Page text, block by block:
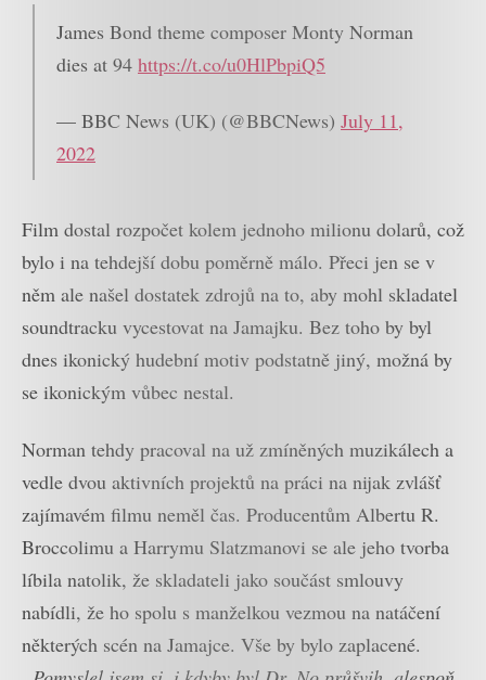
James Bond theme composer Monty Norman
dies at 94 https://t.co/u0HlPbpiQ5
— BBC News (UK) (@BBCNews) July 11,
2022
Film dostal rozpočet kolem jednoho milionu dolarů, což
bylo i na tehdejší dobu poměrně málo. Přeci jen se v
něm ale našel dostatek zdrojů na to, aby mohl skladatel
soundtracku vycestovat na Jamajku. Bez toho by byl
dnes ikonický hudební motiv podstatně jiný, možná by
se ikonickým vůbec nestal.
Norman tehdy pracoval na už zmíněných muzikálech a
vedle dvou aktivních projektů na práci na nijak zvlášť
zajímavém filmu neměl čas. Producentům Albertu R.
Broccolimu a Harrymu Slatzmanovi se ale jeho tvorba
líbila natolik, že skladateli jako součást smlouvy
nabídli, že ho spolu s manželkou vezmou na natáčení
některých scén na Jamajce. Vše by bylo zaplacené.